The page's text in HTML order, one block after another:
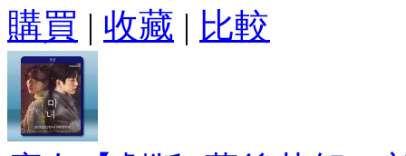
購買 | 收藏 | 比較